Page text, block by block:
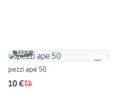
6
pezzi ape 50
10 €